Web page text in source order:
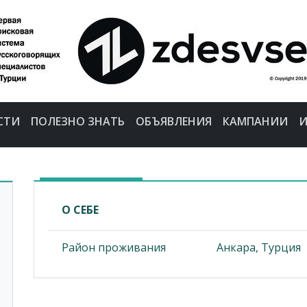
ПОЛЕЗНО ЗНАТЬ ОБЪЯВЛЕНИЯ КАМПАНИИ
О СЕБЕ
Район проживания Анкара, Турция